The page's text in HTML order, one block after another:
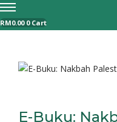
RM0.00 0 Cart
E-Buku: